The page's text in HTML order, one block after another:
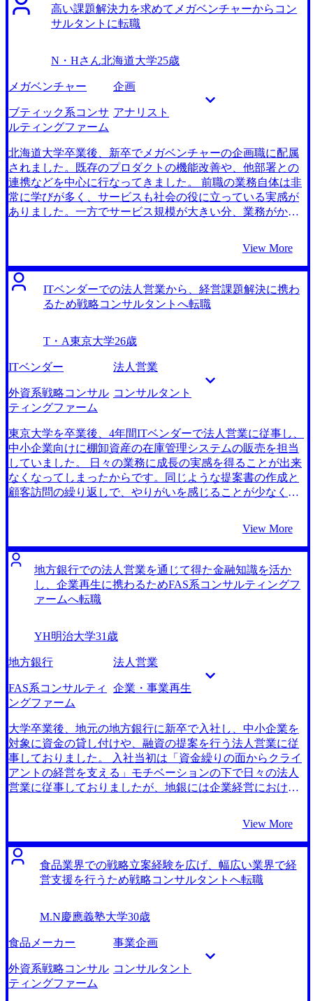
高い課題解決力を求めてメガベンチャーからコン
サルタントに転職
N・Hさん北海道大学25歳
メガベンチャー 企画
ブティック系コンサ
ルティングファーム
アナリスト
北海道大学卒業後、新卒でメガベンチャーの企画職に配属
されました。既存のプロダクトの機能改善や、他部署との
連携などを中心に行なってきました。 前職の業務自体は非
常に学びが多く、サービスも社会の役に立っている実感が
ありました。一方でサービス規模が大きい分、業務がかな
も良いので、自分の成果が全体に返ってくるような業務を
やりたいと思い転職を決めました。 もう少し規模の小さい
ベンチャー企業のプロマネ職からもオファーをいただいて
いて、転職先の業界選びは非常に迷いました ただ最終的に
だったことです。課題の特定のスピードや、議論のファシ
リテーションをどんどん一人で進める人で、その方が全体
プロジェクトをリードしていました。 ベーシックなスキル
はコンサル時代に身につけたと言っており、最終的に私も
コンサルティングファームに入りたいと感じました。 3社で
で、必ずしもコンサルティングファームに行きたいという
スタンスではなかったです。そんな自分に対しても毎回の
面談で丁寧に転職支援をしてもらえたことで、横田さんへ
の信頼度は非常に高かったです。また、無理にコンサル転
職を進めるのではなく、私の意思決定を待ってくれたの
った以上に芳しくなかったこともあり、コンサルティング
ファームへの転職の意向が一層上がったのですが、横田さ
んにお願いしたいと思いました 12月入社にしたいという私
の強い希望があり、最終面接やオファー面談のスケジュー
ル調整を非常にスピーディーに行なってくれました。ま
た、退職交渉に若干難航したのですが、具体的な対策を教
ャル枠として転職できる年齢で、転職活動をしたことで
で、初めの方は自分のキャリアに自信が持てませんでし
た。 それでも横田さんはとても親身に選考対策をサポート
してくれて、最終的には自信を持って面接に臨むことがで
きました。 転職前は年収500万円、転職後は年収600万円に
なりました。 事業をやりたいという思いがあるのものの、
論理的に思考をして正しい方向にドライブさせていく力が
自分にはまだ全然足りないので、しっかりと磨きていきた
いです。 また、考えも言語化する力も弱いので、先輩から
のフィードバックを通じて、ベーシックなスキルを高めて
View More
ITベンダーでの法人営業から、経営課題解決に携わ
るため戦略コンサルタントへ転職
T・A東京大学26歳
ITベンダー 法人営業
外資系戦略コンサル
ティングファーム
コンサルタント
東京大学を卒業後、4年間ITベンダーで法人営業に従事し、
中小企業向けに棚卸資産の在庫管理システムの販売を担当
していました。 日々の業務に成長の実感を得ることが出来
なくなってしまったからです。同じような提案書の作成と
顧客訪問の繰り返しで、やりがいを感じることが少なくな
ファームに転職した大学同期に影響を受けたことです。友
人がコンサルタントとして、営業戦略策定などの経営層の
意志決定に関する案件に従事して働いていることを飲み会
の中で聞いて、自分も上流の戦略立案に関わりたいと強く
感じました。プロジェクトのスケール感や社会へのインパ
経験が豊富だったからです。他のエージェントが1人1社専
任といった形の転職支援を行っているのに対し、担当して
くれた横田さんは業界横断的に上流の戦略立案に携わるこ
との出来るファームを提案して下さりました。 情報のプー
ル量が非常に多いです。ファームごとの特徴や最新のトレ
そうな風土のファームの中で比較検討することが出来まし
た。 MyVisionにてコンサルティングファームへの転職に必
要な要素に注力して対策を進めることが出来た点です。各
ファームごとに手掛ける案件や社員の人柄が異なっていた
ので、「自分に合う転職先」を横田さんの助けを借りて速
たと後悔しています。動き出しが遅れたせいで枠が埋ま
り、面接を逃してしまったファームもいくつか存在しまし
た。動き出しを意識することで転職活動の明暗は大きく分
かれると感じています。 転職前は年収600万円、転職後は年
収900万円になりました。 まずは1人前のコンサルタントに
フトスキルの面では、業界・職種に囚われずに、問題の構
きたいです。 前職では、会社から指定されたシステムの販
売という制約がありましたが、コンサルティングにおいて
は、課題に対して必要な打ち手を、自社の制約なく考えら
れるため、柔軟に頭を使っていきたいと思います。
View More
地方銀行での法人営業を通じて得た金融知識を活か
し、企業再生に携わるためFAS系コンサルティングフ
ァームへ転職
YH明治大学31歳
地方銀行 法人営業
FAS系コンサルティ
ングファーム
企業・事業再生
大学卒業後、地元の地方銀行に新卒で入社し、中小企業を
対象に資金の貸し付けや、融資の提案を行う法人営業に従
事しておりました。 入社当初は「資金繰りの面からクライ
アントの経営を支える」モチベーションの下で日々の法人
営業に従事しておりましたが、地銀には企業経営における
傾聴力や金融に関する知識を得ることは出来ましたが、厳
しい数字目標に追われる中で企業経営に真に携わる思いは
実現出来ず、来年に異動を控えて今後のキャリアを考えた
際に転職活動が心に浮かびました。 とあるプロジェクトで
いるという話を聞いて感銘を受けたことです。クライアン
トと伴走してビジネスを作り上げる彼の姿から、銀行で働
く前に思い描いていた「財務の面から企業の経営に携わ
る」思いを、FASへの転職で叶えることが出来ると考えま
した。 企業再建に携わりたい思いがあったので、M＆A業
View More
食品業界での戦略立案経験を広げ、幅広い業界で経
営支援を行うため戦略コンサルタントへ転職
M.N慶應義塾大学30歳
食品メーカー 事業企画
外資系戦略コンサル
ティングファーム
コンサルタント